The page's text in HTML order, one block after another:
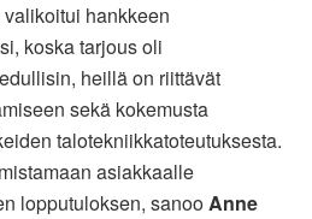
hankkeen
koska tarjous oli
heillä on riittävät
sekä kokemusta
talotekniikkatoteutuksesta.
asiakkaalle
lopputuloksen, sanooAnne